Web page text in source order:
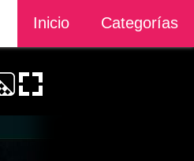
Inicio Categorías